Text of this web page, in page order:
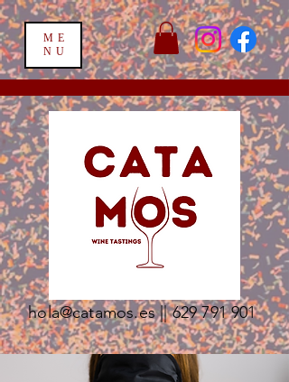
ME
NU
hola@catamos.es||629 791 901